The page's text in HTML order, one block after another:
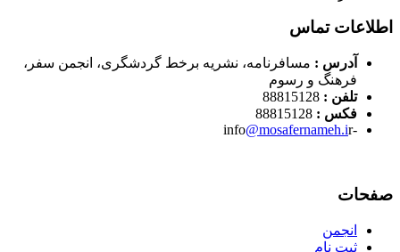
اطلاعات تماس
آدرس : مسافرنامه، نشریه برخط گردشگری، انجمن سفر،
فرهنگ و رسوم
تلفن :
فکس :
-info
@mosafernameh.ir
صفحات
انجمن
ثبت نام